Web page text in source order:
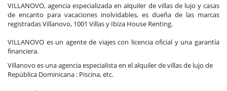
VILLANOVO, agencia especializada en alquiler de villas de lujo y casas
de encanto para vacaciones inolvidables, es dueña de las marcas
registradas Villanovo, 1001 Villas y Ibiza House Renting.
VILLANOVO es un agente de viajes con licencia oficial y una garantía
financiera.
Villanovo es una agencia especialista en el alquiler de villas de lujo de
República Dominicana : Piscina, etc.